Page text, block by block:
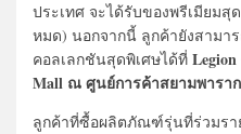
ประเทศ จะได้รับของพรีเมียม
หมด) นอกจากนี้ ลูกค้ายังสาม
คอลเลกชันสุดพิเศษได้ที่
Mall ณ ศูนย์การค้าสยามพารา
ลูกค้าที่ซื้อผลิตภัณฑ์รุ่นที่ร่วมรา